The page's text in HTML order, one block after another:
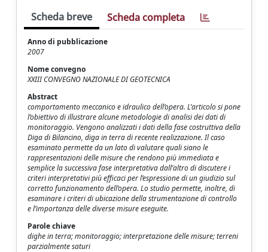
Scheda breve Scheda completa
Anno di pubblicazione
2007
Nome convegno
XXIII CONVEGNO NAZIONALE DI GEOTECNICA
Abstract
comportamento meccanico e idraulico dell’opera. L’articolo si pone
l’obiettivo di illustrare alcune metodologie di analisi dei dati di
monitoraggio. Vengono analizzati i dati della fase costruttiva della
Diga di Bilancino, diga in terra di recente realizzazione. Il caso
esaminato permette da un lato di valutare quali siano le
rappresentazioni delle misure che rendono più immediata e
semplice la successiva fase interpretativa dall’altro di discutere i
criteri interpretativi più efficaci per l’espressione di un giudizio sul
corretto funzionamento dell’opera. Lo studio permette, inoltre, di
esaminare i criteri di ubicazione della strumentazione di controllo
e l’importanza delle diverse misure eseguite.
Parole chiave
dighe in terra; monitoraggio; interpretazione delle misure; terreni
parzialmente saturi